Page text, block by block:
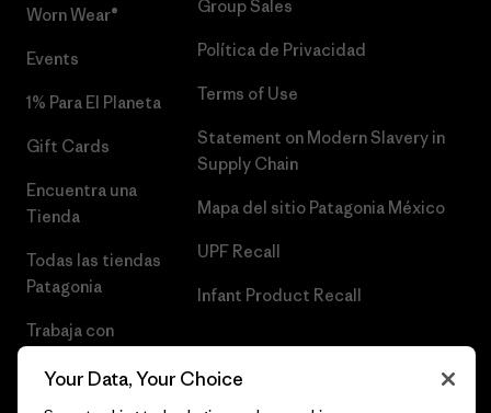
Worn Wear®
Events
1% Para El Planeta
Gift Cards
Encuentra una
Tienda
Todas las tiendas
Patagonia
Trabaja con
Group Sales
Política de Privacidad
Terms of Use
Statement on Modern Slavery in
Supply Chain
Mapa del sitio Patagonia México
UPF Recall
Infant Product Recall
Your Data, Your Choice